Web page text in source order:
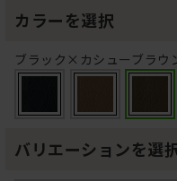
カラーを選択
ブラック×カシューブラウ
バリエーションを選